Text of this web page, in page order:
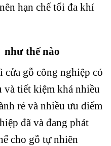
hạn chế tối đa khí
như thế nào
gỗ công nghiệp có
và tiết kiệm khá nhiều
rẻ và nhiều ưu điểm
đã và đang phát
cho gỗ tự nhiên